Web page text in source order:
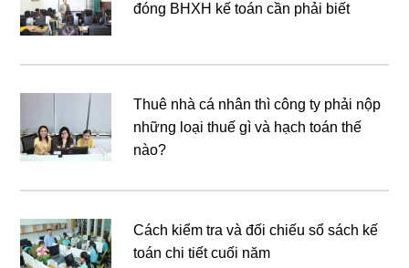
đóng BHXH kế toán cần phải biết
Thuê nhà cá nhân thì công ty phải nộp
những loại thuế gì và hạch toán thế
nào?
Cách kiểm tra và đối chiếu sổ sách kế
toán chi tiết cuối năm